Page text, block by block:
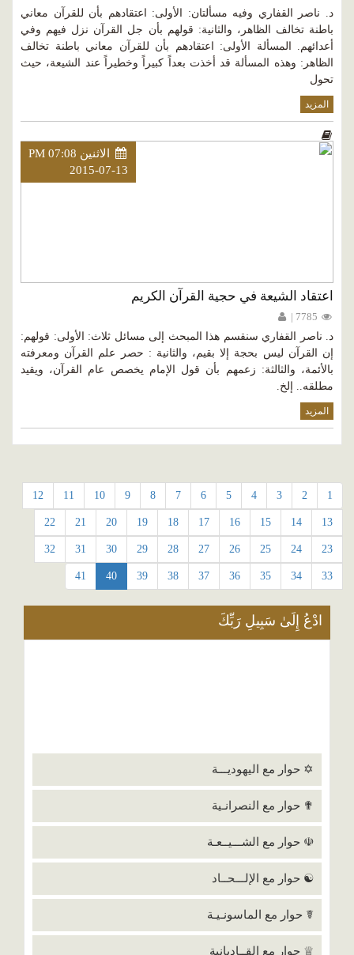
د. ناصر القفاري وفيه مسألتان: الأولى: اعتقادهم بأن للقرآن معاني
باطنة تخالف الظاهر، والثانية: قولهم بأن جل القرآن نزل فيهم وفي
أعدائهم. المسألة الأولى: اعتقادهم بأن للقرآن معاني باطنة تخالف
الظاهر: وهذه المسألة قد أخذت بعداً كبيراً وخطيراً عند الشيعة، حيث
تحول
المزيد
الاثنين PM 07:08
2015-07-13
اعتقاد الشيعة في حجية القرآن الكريم
د. ناصر القفاري سنقسم هذا المبحث إلى مسائل ثلاث: الأولى: قولهم:
إن القرآن ليس بحجة إلا بقيم، والثانية : حصر علم القرآن ومعرفته
بالأئمة، والثالثة: زعمهم بأن قول الإمام يخصص عام القرآن، ويقيد
مطلقه.. إلخ.
المزيد
1
2
3
4
5
6
7
8
9
10
11
12
13
14
15
16
17
18
19
20
21
22
23
24
25
26
27
28
29
30
31
32
33
34
35
36
37
38
39
40
41
ادْعُ إِلَىٰ سَبِيلِ رَبِّكَ
✡ حوار مع اليهوديـــة
✟ حوار مع النصرانـية
☫ حوار مع الشـــيــعـة
☯ حوار مع الإلـــحــاد
☤ حوار مع الماسونـيـة
♕ حوار مع القــاديانية